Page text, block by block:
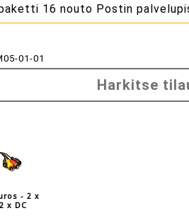
16 nouto Postin
01-01
Harkitse
- 2 x
x DC